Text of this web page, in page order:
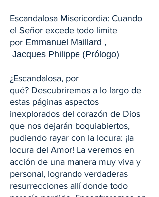
Escandalosa Misericordia: Cuando
el Señor excede todo limite
por Emmanuel Maillard ,
Jacques Philippe (Prólogo)
¿Escandalosa, por
qué? Descubriremos a lo largo de
estas páginas aspectos
inexplorados del corazón de Dios
que nos dejarán boquiabiertos,
pudiendo rayar con la locura: ¡la
locura del Amor! La veremos en
acción de una manera muy viva y
personal, logrando verdaderas
resurrecciones allí donde todo